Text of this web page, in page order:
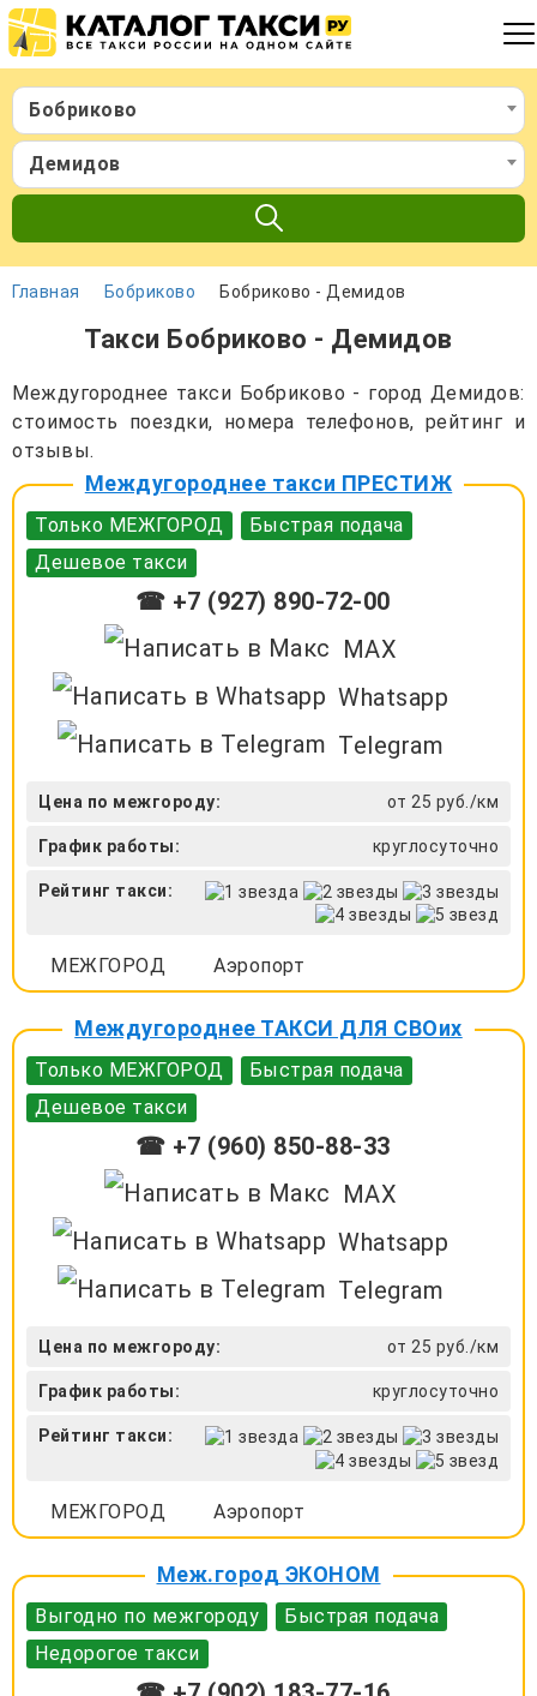
Бобриково
Демидов
Главная Бобриково Бобриково - Демидов
Такси Бобриково - Демидов
Междугороднее такси Бобриково - город Демидов:
стоимость поездки, номера телефонов, рейтинг и
отзывы.
Междугороднее такси ПРЕСТИЖ
Только МЕЖГОРОД
Быстрая подача
Дешевое такси
☎ +7 (927) 890-72-00
MAX
Whatsapp
Telegram
Цена по межгороду: от 25 руб./км
График работы: круглосуточно
Рейтинг такси:
МЕЖГОРОД Аэропорт
Междугороднее ТАКСИ ДЛЯ СВОих
Только МЕЖГОРОД
Быстрая подача
Дешевое такси
☎ +7 (960) 850-88-33
MAX
Whatsapp
Telegram
Цена по межгороду: от 25 руб./км
График работы: круглосуточно
Рейтинг такси:
МЕЖГОРОД Аэропорт
Меж.город ЭКОНОМ
Выгодно по межгороду
Быстрая подача
Недорогое такси